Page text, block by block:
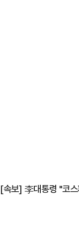
[속보] 李대통령 "코